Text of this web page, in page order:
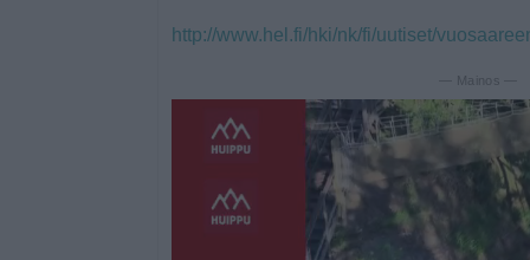
http://www.hel.fi/hki/nk/fi/uutiset/
— Mainos —